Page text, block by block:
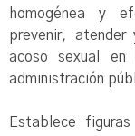
homogénea y
prevenir, atender
acoso sexual en
administración
Establece